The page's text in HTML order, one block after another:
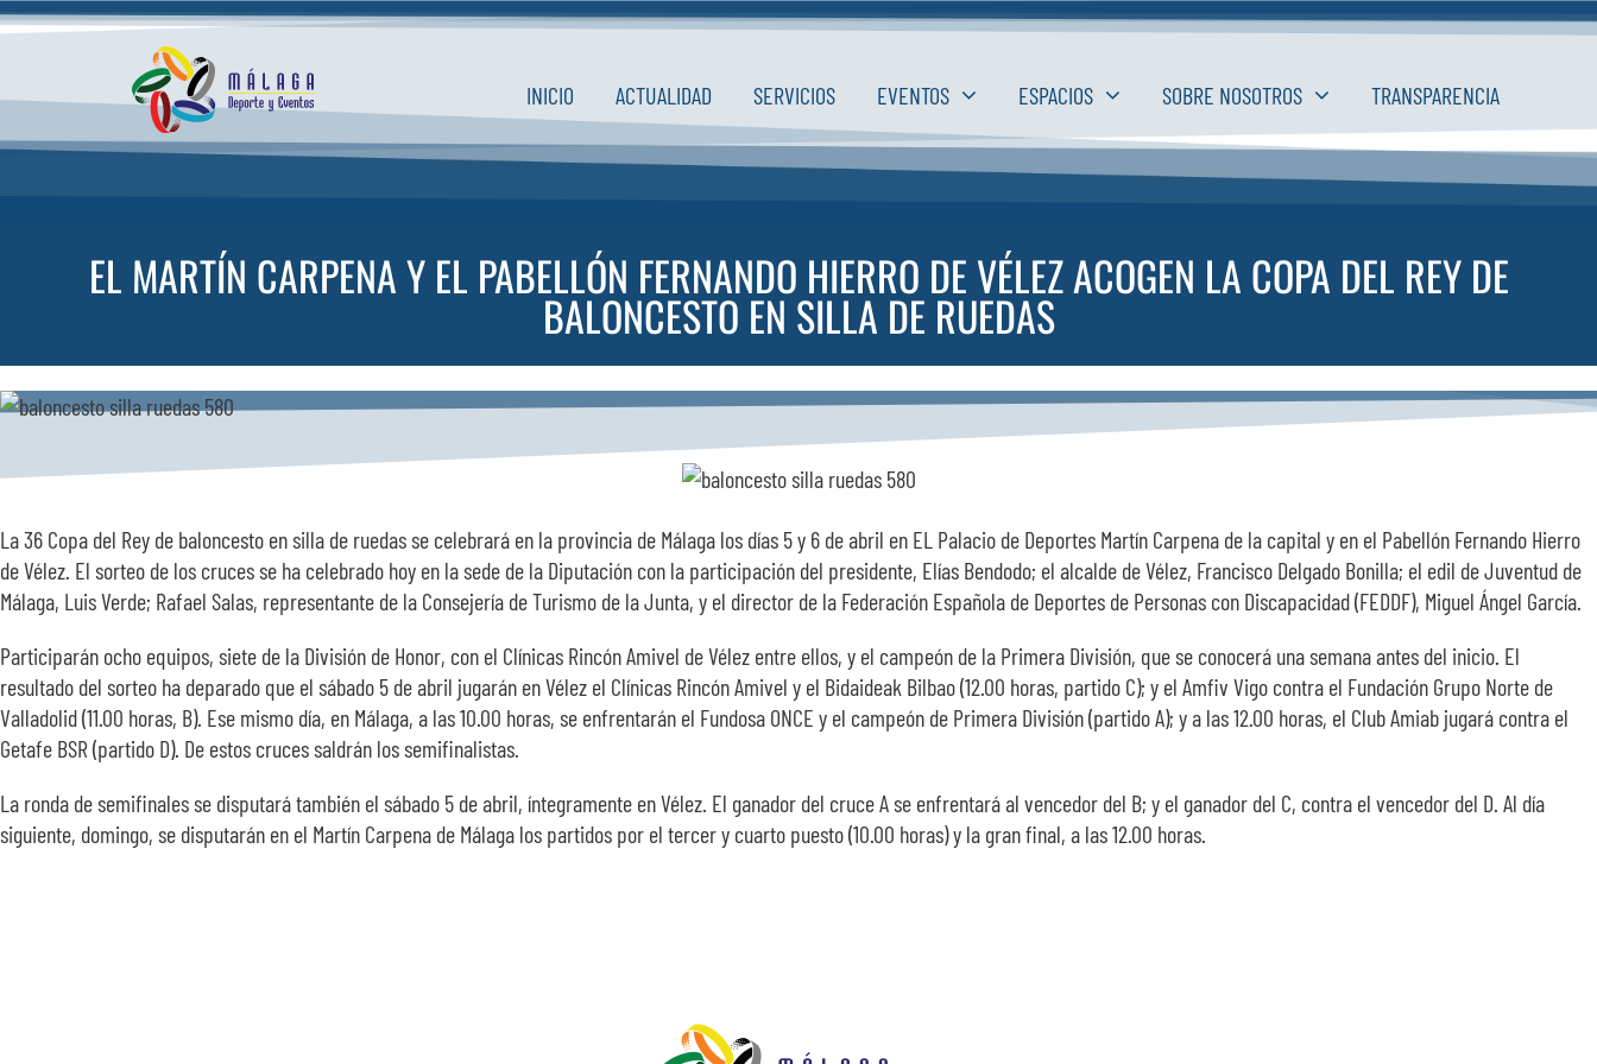
Saltar
INICIO ACTUALIDAD SERVICIOS EVENTOS ESPACIOS SOBRE NOSOTROS TRANSPARENCIA
EL MARTÍN CARPENA Y EL PABELLÓN FERNANDO HIERRO DE VÉLEZ ACOGEN LA COPA DEL REY DE
BALONCESTO EN SILLA DE RUEDAS
La 36 Copa del Rey de baloncesto en silla de ruedas se celebrará en la provincia de Málaga los días 5 y 6 de abril en EL Palacio de Deportes Martín Carpena de la capital y en el Pabellón Fernando Hierro
de Vélez. El sorteo de los cruces se ha celebrado hoy en la sede de la Diputación con la participación del presidente, Elías Bendodo; el alcalde de Vélez, Francisco Delgado Bonilla; el edil de Juventud de
Málaga, Luis Verde; Rafael Salas, representante de la Consejería de Turismo de la Junta, y el director de la Federación Española de Deportes de Personas con Discapacidad (FEDDF), Miguel Ángel García.
Participarán ocho equipos, siete de la División de Honor, con el Clínicas Rincón Amivel de Vélez entre ellos, y el campeón de la Primera División, que se conocerá una semana antes del inicio. El
resultado del sorteo ha deparado que el sábado 5 de abril jugarán en Vélez el Clínicas Rincón Amivel y el Bidaideak Bilbao (12.00 horas, partido C); y el Amfiv Vigo contra el Fundación Grupo Norte de
Valladolid (11.00 horas, B). Ese mismo día, en Málaga, a las 10.00 horas, se enfrentarán el Fundosa ONCE y el campeón de Primera División (partido A); y a las 12.00 horas, el Club Amiab jugará contra el
Getafe BSR (partido D). De estos cruces saldrán los semifinalistas.
La ronda de semifinales se disputará también el sábado 5 de abril, íntegramente en Vélez. El ganador del cruce A se enfrentará al vencedor del B; y el ganador del C, contra el vencedor del D. Al día
siguiente, domingo, se disputarán en el Martín Carpena de Málaga los partidos por el tercer y cuarto puesto (10.00 horas) y la gran final, a las 12.00 horas.